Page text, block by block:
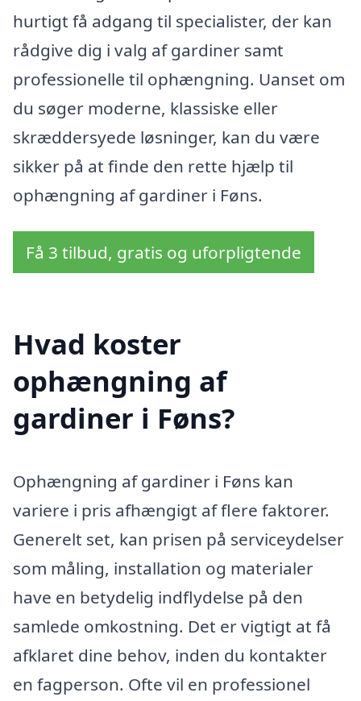
hurtigt få adgang til specialister, der kan
rådgive dig i valg af gardiner samt
professionelle til ophængning. Uanset om
du søger moderne, klassiske eller
skræddersyede løsninger, kan du være
sikker på at finde den rette hjælp til
ophængning af gardiner i Føns.
Få 3 tilbud, gratis og uforpligtende
Hvad koster
ophængning af
gardiner i Føns?
Ophængning af gardiner i Føns kan
variere i pris afhængigt af flere faktorer.
Generelt set, kan prisen på serviceydelser
som måling, installation og materialer
have en betydelig indflydelse på den
samlede omkostning. Det er vigtigt at få
afklaret dine behov, inden du kontakter
en fagperson. Ofte vil en professionel